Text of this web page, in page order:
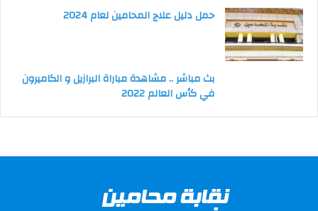
حمل دليل علاج المحامين لعام 2024
بث مباشر .. مشاهدة مباراة البرازيل و الكاميرون
في كأس العالم 2022